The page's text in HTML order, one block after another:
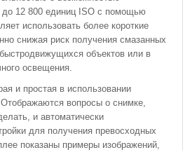
до 12 800 единиц ISO с помощью
использовать более короткие
снижая риск получения смазанных
объектов или в
освещения.
и простая в использовании
Отображаются вопросы о снимке,
и автоматически
для получения превосходных
показаны примеры изображений,